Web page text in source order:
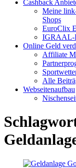
Cashback
Meine
Shops
EuroClix
IGRAAL-
Online Geld
Affiliate
Alle
Webseitenaufbau